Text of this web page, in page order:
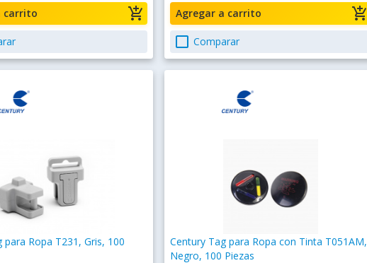
add_shopping_cart
carrito add_shopping_cart
Agregar a carrito
check_box_outline_blank Comparar
para Ropa T231, Gris, 100
Century Tag para Ropa con Tinta T051AM,
Negro, 100 Piezas